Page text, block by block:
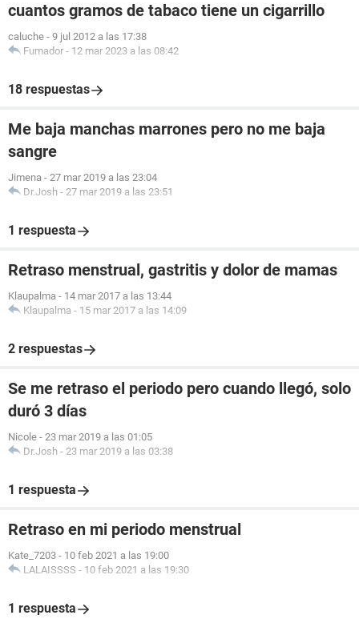
cuantos gramos de tabaco tiene un cigarrillo
caluche - 9 jul 2012 a las 17:38
Fumador - 12 mar 2023 a las 08:42
18 respuestas
Me baja manchas marrones pero no me baja
sangre
Jimena - 27 mar 2019 a las 23:04
Dr.Josh - 27 mar 2019 a las 23:51
1 respuesta
Retraso menstrual, gastritis y dolor de mamas
Klaupalma - 14 mar 2017 a las 13:44
Klaupalma - 15 mar 2017 a las 14:09
2 respuestas
Se me retraso el periodo pero cuando llegó, solo
duró 3 días
Nicole - 23 mar 2019 a las 01:05
Dr.Josh - 23 mar 2019 a las 03:38
1 respuesta
Retraso en mi periodo menstrual
Kate_7203 - 10 feb 2021 a las 19:00
LALAISSSS - 10 feb 2021 a las 19:30
1 respuesta